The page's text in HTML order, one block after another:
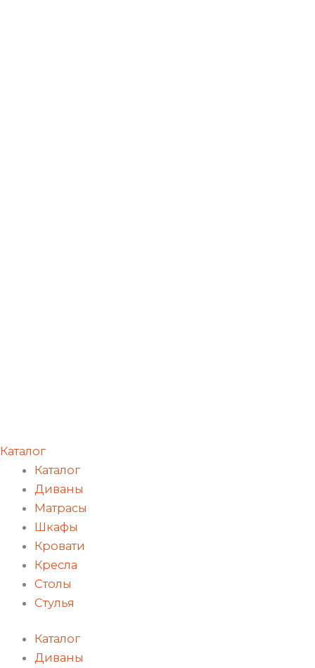
Каталог
Каталог
Диваны
Матрасы
Шкафы
Кровати
Кресла
Столы
Стулья
Каталог
Диваны